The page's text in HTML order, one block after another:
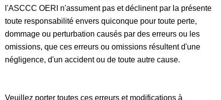
l'ASCCC OERI n'assument pas et déclinent par la présente
toute responsabilité envers quiconque pour toute perte,
dommage ou perturbation causés par des erreurs ou les
omissions, que ces erreurs ou omissions résultent d'une
négligence, d'un accident ou de toute autre cause.
Veuillez porter toutes ces erreurs et modifications à